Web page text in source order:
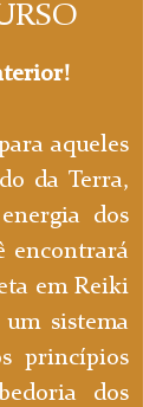
aqueles
da Terra,
dos
encontrará
em Reiki
sistema
princípios
dos